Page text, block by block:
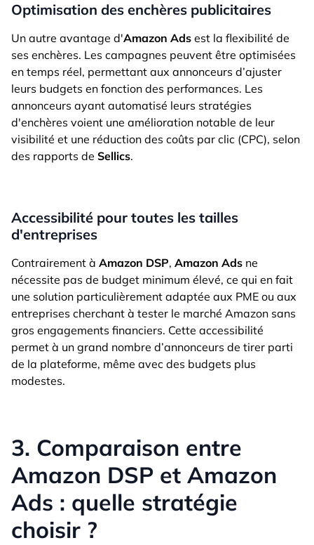
Optimisation des enchères publicitaires
Un autre avantage d'Amazon Ads est la flexibilité de
ses enchères. Les campagnes peuvent être optimisées
en temps réel, permettant aux annonceurs d’ajuster
leurs budgets en fonction des performances. Les
annonceurs ayant automatisé leurs stratégies
d'enchères voient une amélioration notable de leur
visibilité et une réduction des coûts par clic (CPC), selon
des rapports de Sellics.
Accessibilité pour toutes les tailles
d'entreprises
Contrairement à Amazon DSP, Amazon Ads ne
nécessite pas de budget minimum élevé, ce qui en fait
une solution particulièrement adaptée aux PME ou aux
entreprises cherchant à tester le marché Amazon sans
gros engagements financiers. Cette accessibilité
permet à un grand nombre d’annonceurs de tirer parti
de la plateforme, même avec des budgets plus
modestes.
3. Comparaison entre
Amazon DSP et Amazon
Ads : quelle stratégie
choisir ?